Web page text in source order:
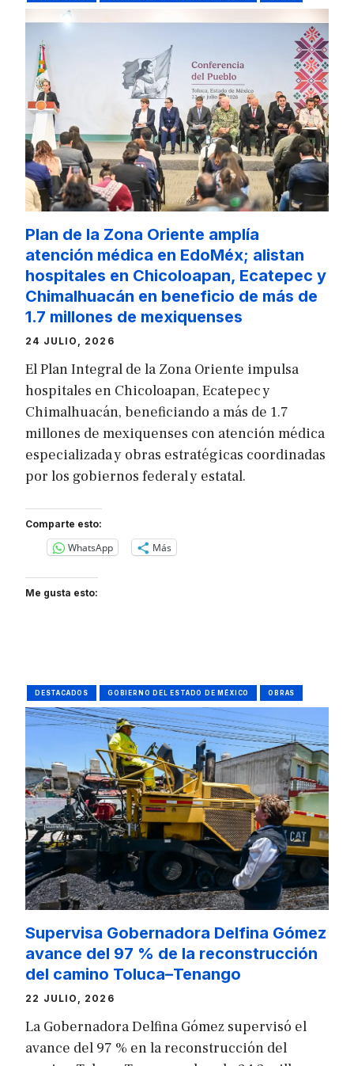
Plan de la Zona Oriente amplía
atención médica en EdoMéx; alistan
hospitales en Chicoloapan, Ecatepec y
Chimalhuacán en beneficio de más de
1.7 millones de mexiquenses
24 JULIO, 2026
El Plan Integral de la Zona Oriente impulsa
hospitales en Chicoloapan, Ecatepec y
Chimalhuacán, beneficiando a más de 1.7
millones de mexiquenses con atención médica
especializada y obras estratégicas coordinadas
por los gobiernos federal y estatal.
Comparte esto:
WhatsApp Más
Me gusta esto:
DESTACADOS GOBIERNO DEL ESTADO DE MÉXICO OBRAS
Supervisa Gobernadora Delfina Gómez
avance del 97 % de la reconstrucción
del camino Toluca–Tenango
22 JULIO, 2026
La Gobernadora Delfina Gómez supervisó el
avance del 97 % en la reconstrucción del